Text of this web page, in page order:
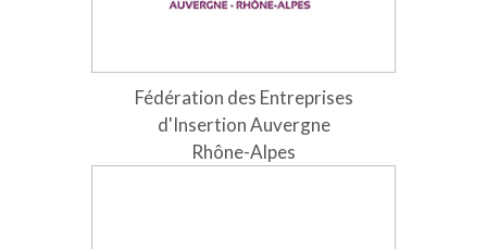
Fédération des Entreprises
d'Insertion Auvergne
Rhône-Alpes